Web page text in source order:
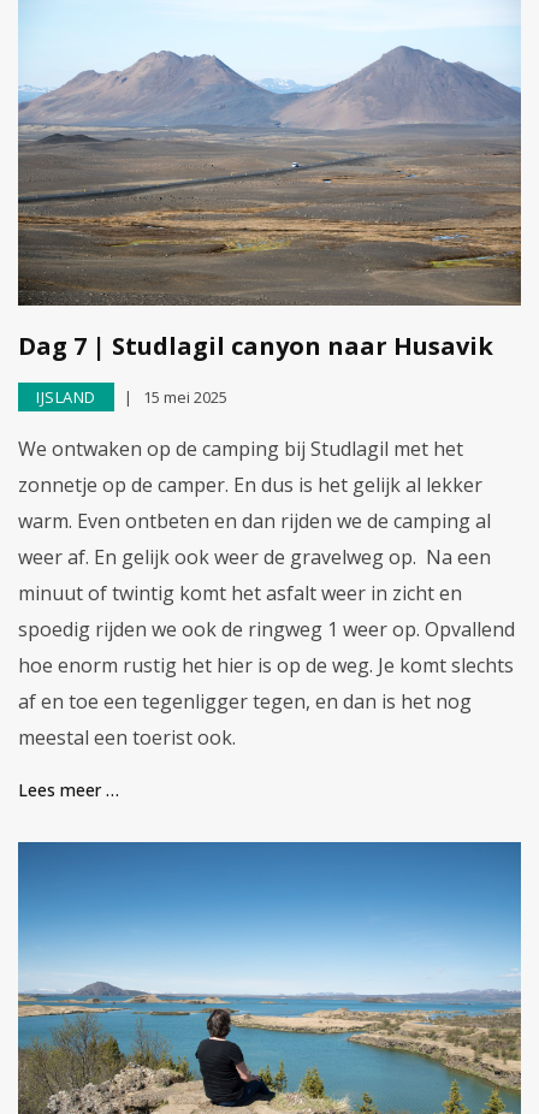
Dag 7 | Studlagil canyon naar Husavik
IJSLAND 15 mei 2025
We ontwaken op de camping bij Studlagil met het
zonnetje op de camper. En dus is het gelijk al lekker
warm. Even ontbeten en dan rijden we de camping al
weer af. En gelijk ook weer de gravelweg op. Na een
minuut of twintig komt het asfalt weer in zicht en
spoedig rijden we ook de ringweg 1 weer op. Opvallend
hoe enorm rustig het hier is op de weg. Je komt slechts
af en toe een tegenligger tegen, en dan is het nog
meestal een toerist ook.
Lees meer …